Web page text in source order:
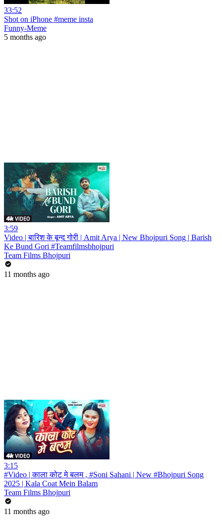
33:52
Shot on iPhone #meme insta
Funny-Meme
5 months ago
3:59
Video | बारिश के बून्द गोरी | Amit Arya | New Bhojpuri Song | Barish
Ke Bund Gori #Teamfilmsbhojpuri
Team Films Bhojpuri
11 months ago
3:15
#Video | काला कोट मे बलम , #Soni Sahani | New #Bhojpuri Song
2025 | Kala Coat Mein Balam
Team Films Bhojpuri
11 months ago